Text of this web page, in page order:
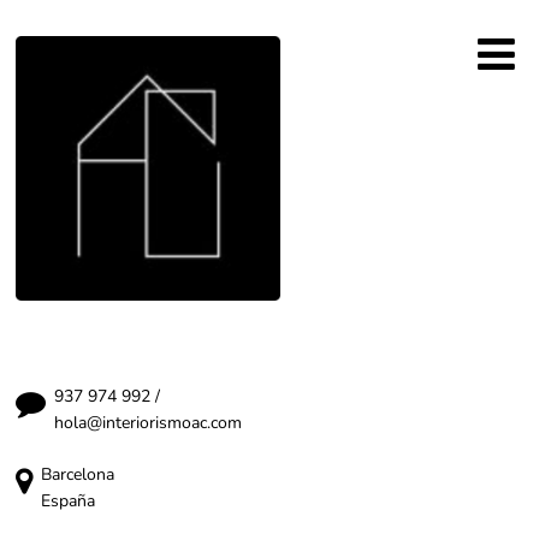
937 974 992 /
hola@interiorismoac.com
Barcelona
España